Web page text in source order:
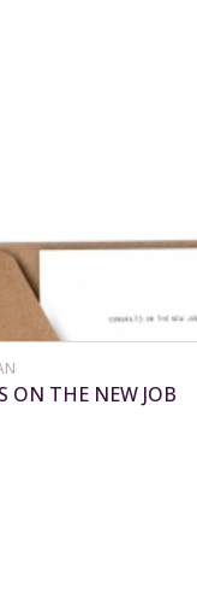
ON THE NEW JOB